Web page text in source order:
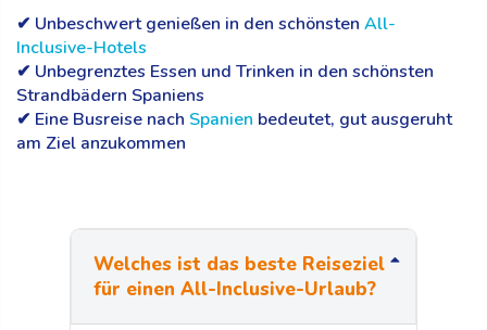
✔ Unbeschwert genießen in den schönsten All-
Inclusive-Hotels
✔ Unbegrenztes Essen und Trinken in den schönsten
Strandbädern Spaniens
✔ Eine Busreise nach Spanien bedeutet, gut ausgeruht
am Ziel anzukommen
Welches ist das beste Reiseziel
für einen All-Inclusive-Urlaub?